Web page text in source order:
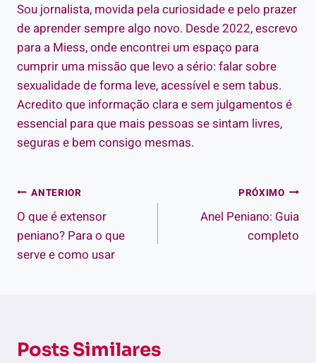
Sou jornalista, movida pela curiosidade e pelo prazer
de aprender sempre algo novo. Desde 2022, escrevo
para a Miess, onde encontrei um espaço para
cumprir uma missão que levo a sério: falar sobre
sexualidade de forma leve, acessível e sem tabus.
Acredito que informação clara e sem julgamentos é
essencial para que mais pessoas se sintam livres,
seguras e bem consigo mesmas.
Navegação
de
Post
ANTERIOR
O que é extensor
peniano? Para o que
serve e como usar
PRÓXIMO
Anel Peniano: Guia
completo
Posts Similares